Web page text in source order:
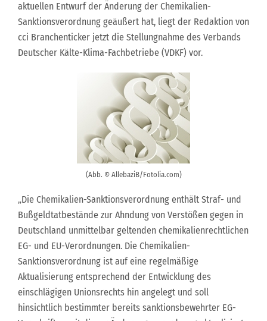
aktuellen Entwurf der Änderung der Chemikalien-
Sanktionsverordnung geäußert hat, liegt der Redaktion von
cci Branchenticker jetzt die Stellungnahme des Verbands
Deutscher Kälte-Klima-Fachbetriebe (VDKF) vor.
(Abb. © AllebaziB/Fotolia.com)
„Die Chemikalien-Sanktionsverordnung enthält Straf- und
Bußgeldtatbestände zur Ahndung von Verstößen gegen in
Deutschland unmittelbar geltenden chemikalienrechtlichen
EG- und EU-Verordnungen. Die Chemikalien-
Sanktionsverordnung ist auf eine regelmäßige
Aktualisierung entsprechend der Entwicklung des
einschlägigen Unionsrechts hin angelegt und soll
hinsichtlich bestimmter bereits sanktionsbewehrter EG-